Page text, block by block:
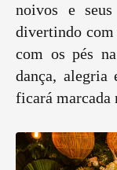
noivos e
divertindo com
com os pés
dança, alegria
ficará marcada